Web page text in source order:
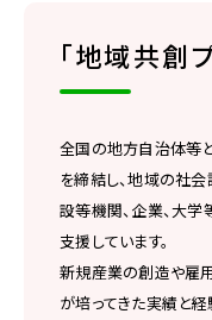
「地域共創
全国の地方自治体等
を締結し、地域の社
設等機関、企業、大学
支援しています。
新規産業の創造や雇
が培ってきた実績と